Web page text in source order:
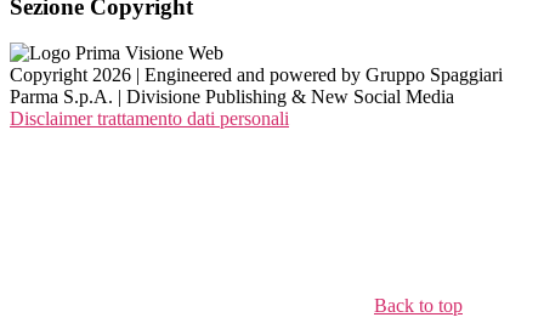
Sezione Copyright
Copyright 2026 | Engineered and powered by Gruppo Spaggiari
Parma S.p.A. | Divisione Publishing & New Social Media
Disclaimer trattamento dati personali
Back to top